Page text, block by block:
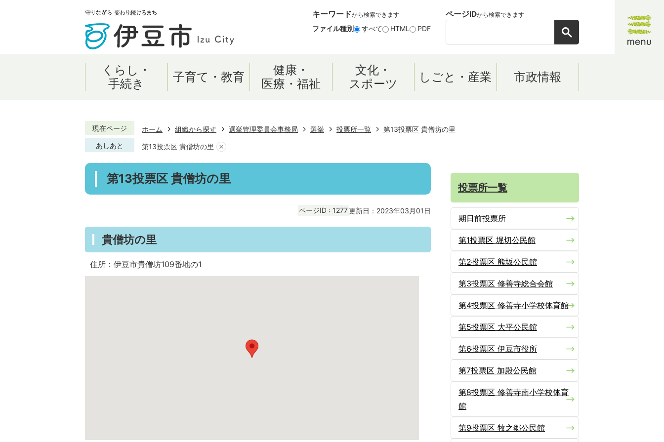
キーワードから検索できます
ファイル種別 すべて HTML PDF
ページIDから検索できます
くらし・
手続き
子育て・教育
健康・
医療・福祉
文化・
スポーツ
しごと・産業 市政情報
現在ページ ホーム 組織から探す 選挙管理委員会事務局 選挙 投票所一覧
第13投票区 貴僧坊の里
あしあと
第13投票区 貴僧坊の里
第13投票区 貴僧坊の里
ページID : 1277更新日：2023年03月01日
貴僧坊の里
住所：伊豆市貴僧坊109番地の1
投票所一覧
期日前投票所
第1投票区 堀切公民館
第2投票区 熊坂公民館
第3投票区 修善寺総合会館
第4投票区 修善寺小学校体育館
第5投票区 大平公民館
第6投票区 伊豆市役所
第7投票区 加殿公民館
第8投票区 修善寺南小学校体育
館
第9投票区 牧之郷公民館